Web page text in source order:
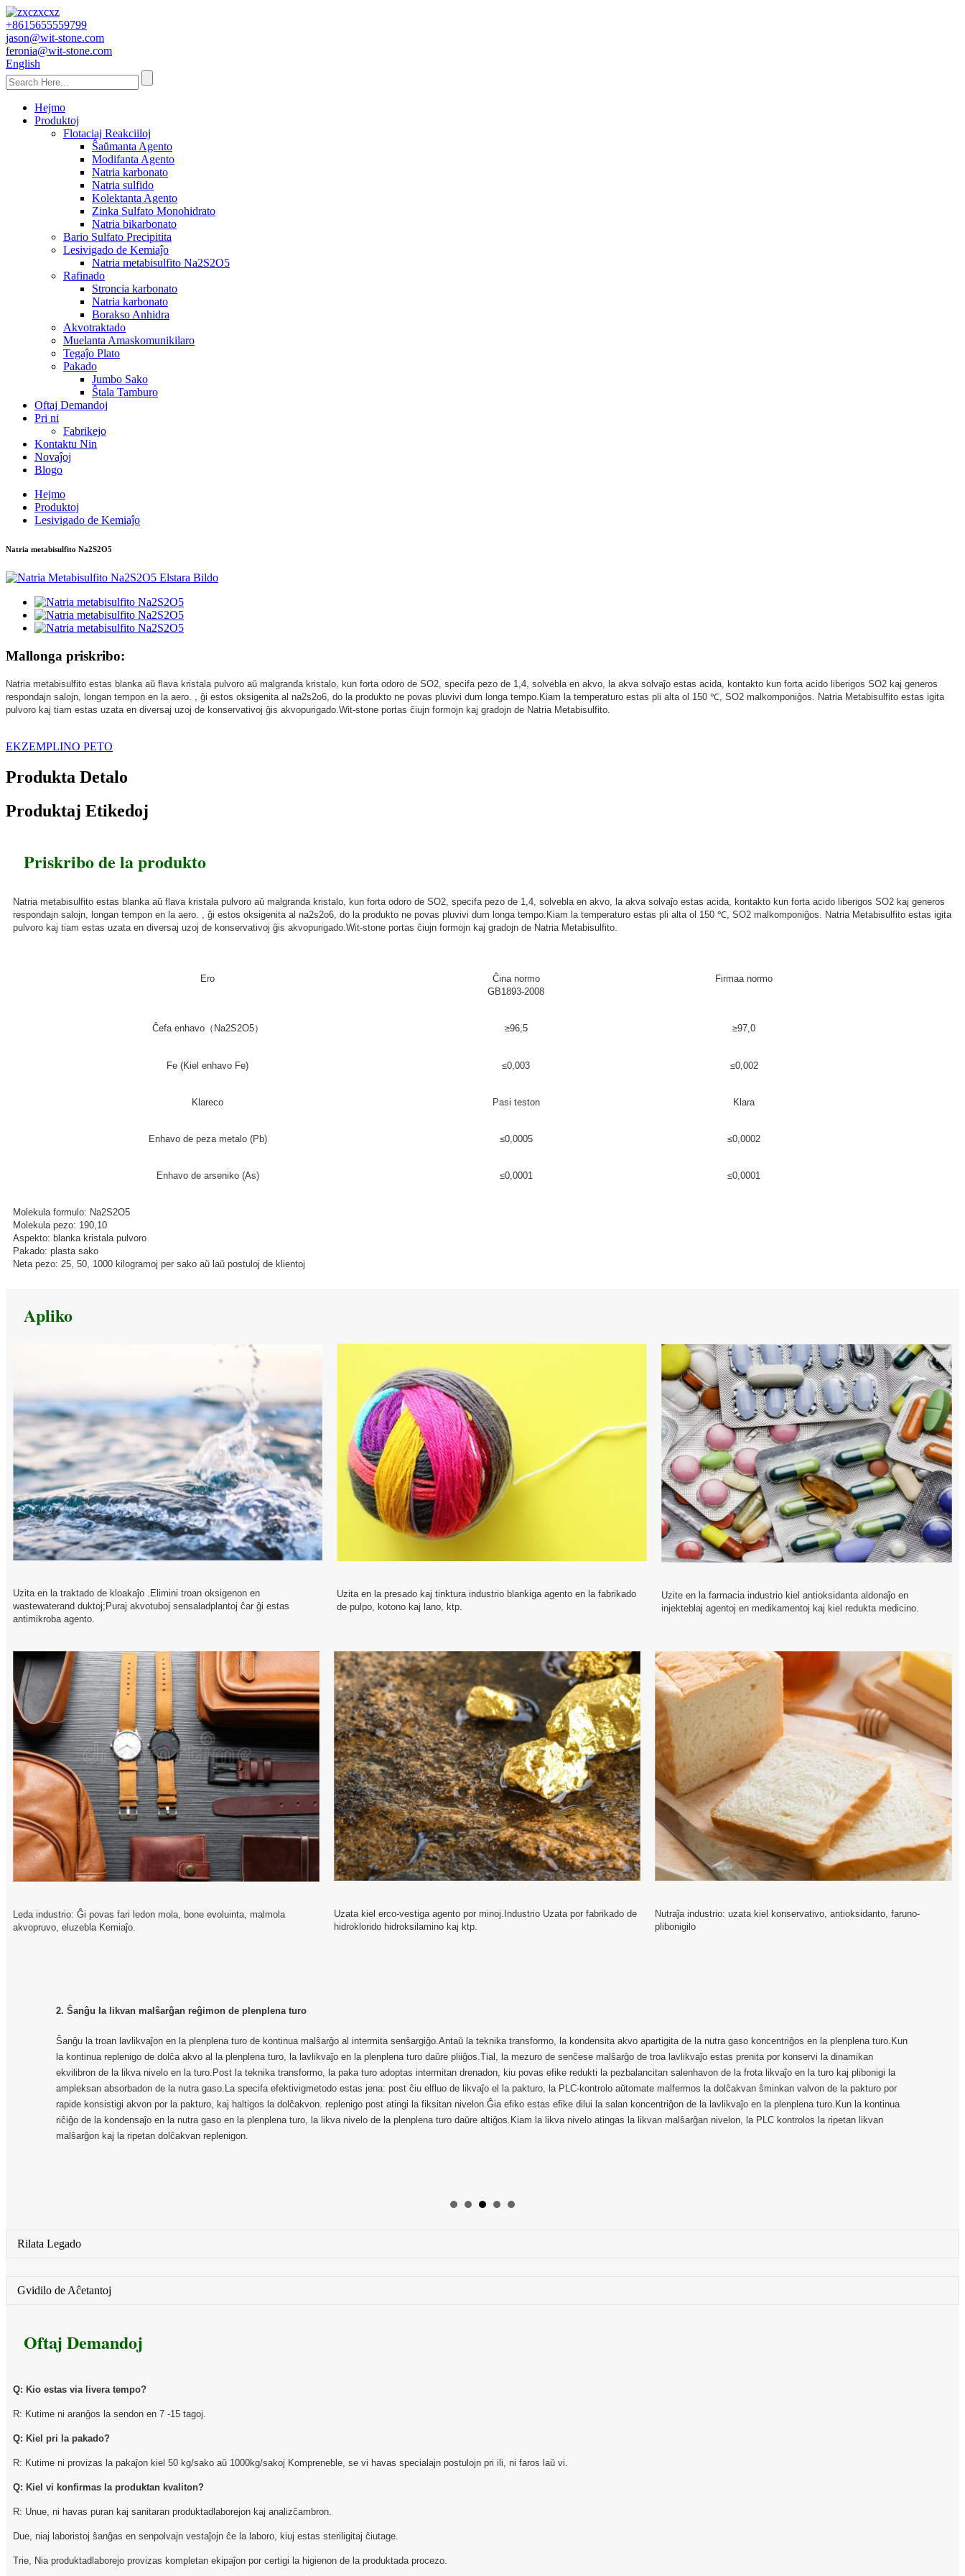
+8615655559799
jason@wit-stone.com
feronia@wit-stone.com
English
Hejmo
Produktoj
Flotaciaj Reakciiloj
Ŝaŭmanta Agento
Modifanta Agento
Natria karbonato
Natria sulfido
Kolektanta Agento
Zinka Sulfato Monohidrato
Natria bikarbonato
Bario Sulfato Precipitita
Lesivigado de Kemiaĵo
Natria metabisulfito Na2S2O5
Rafinado
Stroncia karbonato
Natria karbonato
Borakso Anhidra
Akvotraktado
Muelanta Amaskomunikilaro
Tegaĵo Plato
Pakado
Jumbo Sako
Ŝtala Tamburo
Oftaj Demandoj
Pri ni
Fabrikejo
Kontaktu Nin
Novaĵoj
Blogo
Hejmo
Produktoj
Lesivigado de Kemiaĵo
Natria metabisulfito Na2S2O5
Mallonga priskribo:
Natria metabisulfito estas blanka aŭ flava kristala pulvoro aŭ malgranda kristalo, kun forta odoro de SO2, specifa pezo de 1,4, solvebla en akvo, la akva solvaĵo estas acida, kontakto kun forta acido liberigos SO2 kaj generos
respondajn salojn, longan tempon en la aero. , ĝi estos oksigenita al na2s2o6, do la produkto ne povas pluvivi dum longa tempo.Kiam la temperaturo estas pli alta ol 150 ℃, SO2 malkomponiĝos. Natria Metabisulfito estas igita
pulvoro kaj tiam estas uzata en diversaj uzoj de konservativoj ĝis akvopurigado.Wit-stone portas ĉiujn formojn kaj gradojn de Natria Metabisulfito.
EKZEMPLINO PETO
Produkta Detalo
Produktaj Etikedoj
Priskribo de la produkto
Natria metabisulfito estas blanka aŭ flava kristala pulvoro aŭ malgranda kristalo, kun forta odoro de SO2, specifa pezo de 1,4, solvebla en akvo, la akva solvaĵo estas acida, kontakto kun forta acido liberigos SO2 kaj generos
respondajn salojn, longan tempon en la aero. , ĝi estos oksigenita al na2s2o6, do la produkto ne povas pluvivi dum longa tempo.Kiam la temperaturo estas pli alta ol 150 ℃, SO2 malkomponiĝos. Natria Metabisulfito estas igita
pulvoro kaj tiam estas uzata en diversaj uzoj de konservativoj ĝis akvopurigado.Wit-stone portas ĉiujn formojn kaj gradojn de Natria Metabisulfito.
Ero
Ĉina normo
GB1893-2008
Firmaa normo
Ĉefa enhavo（Na2S2O5） ≥96,5 ≥97,0
Fe (Kiel enhavo Fe) ≤0,003 ≤0,002
Klareco Pasi teston Klara
Enhavo de peza metalo (Pb) ≤0,0005 ≤0,0002
Enhavo de arseniko (As) ≤0,0001 ≤0,0001
Molekula formulo: Na2S2O5
Molekula pezo: 190,10
Aspekto: blanka kristala pulvoro
Pakado: plasta sako
Neta pezo: 25, 50, 1000 kilogramoj per sako aŭ laŭ postuloj de klientoj
Apliko
Uzita en la traktado de kloakaĵo .Elimini troan oksigenon en
wastewaterand duktoj;Puraj akvotuboj sensaladplantoj ĉar ĝi estas
antimikroba agento.
Uzita en la presado kaj tinktura industrio blankiga agento en la fabrikado
de pulpo, kotono kaj lano, ktp.
Uzite en la farmacia industrio kiel antioksidanta aldonaĵo en
injekteblaj agentoj en medikamentoj kaj kiel redukta medicino.
Leda industrio: Ĝi povas fari ledon mola, bone evoluinta, malmola
akvopruvo, eluzebla Kemiaĵo.
Uzata kiel erco-vestiga agento por minoj.Industrio Uzata por fabrikado de
hidroklorido hidroksilamino kaj ktp.
Nutraĵa industrio: uzata kiel konservativo, antioksidanto, faruno-
plibonigilo
2. Ŝanĝu la likvan malŝarĝan reĝimon de plenplena turo
Ŝanĝu la troan lavlikvaĵon en la plenplena turo de kontinua malŝarĝo al intermita senŝargiĝo.Antaŭ la teknika transformo, la kondensita akvo apartigita de la nutra gaso koncentriĝos en la plenplena turo.Kun
la kontinua replenigo de dolĉa akvo al la plenplena turo, la lavlikvaĵo en la plenplena turo daŭre pliiĝos.Tial, la mezuro de senĉese malŝarĝo de troa lavlikvaĵo estas prenita por konservi la dinamikan
ekvilibron de la likva nivelo en la turo.Post la teknika transformo, la paka turo adoptas intermitan drenadon, kiu povas efike redukti la pezbalancitan salenhavon de la frota likvaĵo en la turo kaj plibonigi la
ampleksan absorbadon de la nutra gaso.La specifa efektivigmetodo estas jena: post ĉiu elfluo de likvaĵo el la pakturo, la PLC-kontrolo aŭtomate malfermos la dolĉakvan ŝminkan valvon de la pakturo por
rapide konsistigi akvon por la pakturo, kaj haltigos la dolĉakvon. replenigo post atingi la fiksitan nivelon.Ĝia efiko estas efike dilui la salan koncentriĝon de la lavlikvaĵo en la plenplena turo.Kun la kontinua
riĉiĝo de la kondensaĵo en la nutra gaso en la plenplena turo, la likva nivelo de la plenplena turo daŭre altiĝos.Kiam la likva nivelo atingas la likvan malŝarĝan nivelon, la PLC kontrolos la ripetan likvan
malŝarĝon kaj la ripetan dolĉakvan replenigon.
Rilata Legado
Gvidilo de Aĉetantoj
Oftaj Demandoj
Q: Kio estas via livera tempo?
R: Kutime ni aranĝos la sendon en 7 -15 tagoj.
Q: Kiel pri la pakado?
R: Kutime ni provizas la pakaĵon kiel 50 kg/sako aŭ 1000kg/sakoj Kompreneble, se vi havas specialajn postulojn pri ili, ni faros laŭ vi.
Q: Kiel vi konfirmas la produktan kvaliton?
R: Unue, ni havas puran kaj sanitaran produktadlaborejon kaj analizĉambron.
Due, niaj laboristoj ŝanĝas en senpolvajn vestaĵojn ĉe la laboro, kiuj estas steriligitaj ĉiutage.
Trie, Nia produktadlaborejo provizas kompletan ekipaĵon por certigi la higienon de la produktada procezo.